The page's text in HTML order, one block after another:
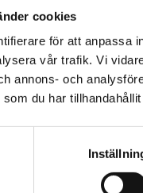
cookies
för att anpassa
vår trafik. Vi
annons- och
du har
Det verkar som
enhet utanför
Sverige. För att
Kontakta
Kontakta oss